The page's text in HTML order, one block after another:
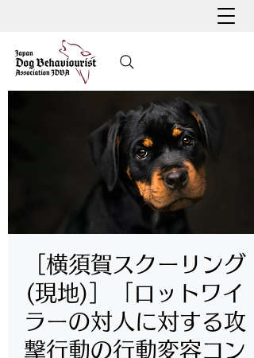
［横須賀スクーリング
(現地)］「ロットワイ
ラーの対人に対する攻
撃行動の行動変容コン